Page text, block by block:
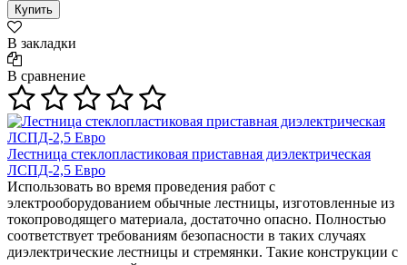
В закладки
В сравнение
Лестница стеклопластиковая приставная диэлектрическая
ЛСПД-2,5 Евро
Использовать во время проведения работ с
электрооборудованием обычные лестницы, изготовленные из
токопроводящего материала, достаточно опасно. Полностью
соответствует требованиям безопасности в таких случаях
диэлектрические лестницы и стремянки. Такие конструкции с